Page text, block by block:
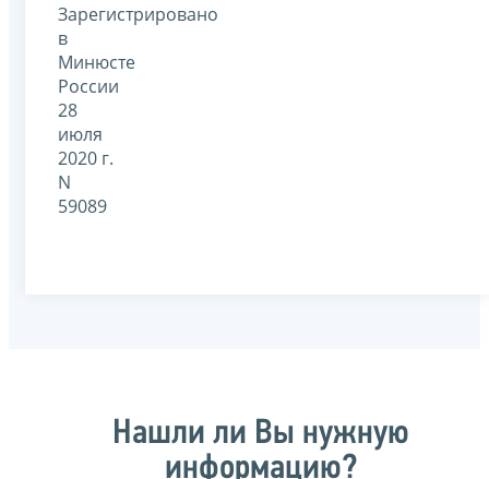
Зарегистрировано
в
Минюсте
России
28
июля
2020 г.
N
59089
Нашли ли Вы нужную
информацию?